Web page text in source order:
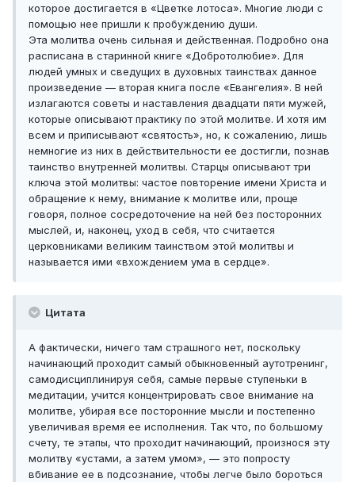
которое достигается в «Цветке лотоса». Многие люди с
помощью нее пришли к пробуждению души.
Эта молитва очень сильная и действенная. Подробно она
расписана в старинной книге «Добротолюбие». Для
людей умных и сведущих в духовных таинствах данное
произведение — вторая книга после «Евангелия». В ней
излагаются советы и наставления двадцати пяти мужей,
которые описывают практику по этой молитве. И хотя им
всем и приписывают «святость», но, к сожалению, лишь
немногие из них в действительности ее достигли, познав
таинство внутренней молитвы. Старцы описывают три
ключа этой молитвы: частое повторение имени Христа и
обращение к нему, внимание к молитве или, проще
говоря, полное сосредоточение на ней без посторонних
мыслей, и, наконец, уход в себя, что считается
церковниками великим таинством этой молитвы и
называется ими «вхождением ума в сердце».
Цитата
А фактически, ничего там страшного нет, поскольку
начинающий проходит самый обыкновенный аутотренинг,
самодисциплинируя себя, самые первые ступеньки в
медитации, учится концентрировать свое внимание на
молитве, убирая все посторонние мысли и постепенно
увеличивая время ее исполнения. Так что, по большому
счету, те этапы, что проходит начинающий, произнося эту
молитву «устами, а затем умом», — это попросту
вбивание ее в подсознание, чтобы легче было бороться